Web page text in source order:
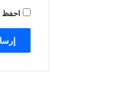
احفظ